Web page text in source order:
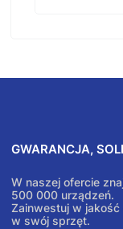
GWARANCJA,
W naszej ofercie
500 000 urządzeń.
Zainwestuj w jakość
w swój sprzęt.